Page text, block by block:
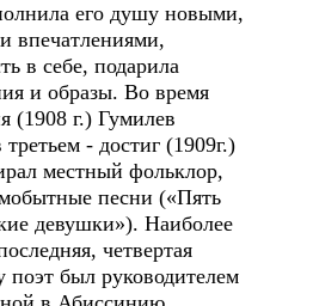
его душу новыми,
впечатлениями,
в себе, подарила
и образы. Во время
(1908 г.) Гумилев
- достиг (1909г.)
местный фольклор,
песни («Пять
девушки»). Наиболее
четвертая
поэт был руководителем